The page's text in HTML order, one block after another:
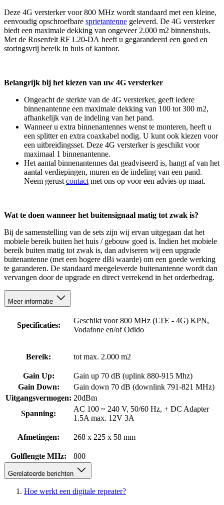
Deze 4G versterker voor 800 MHz wordt standaard met een kleine,
eenvoudig opschroefbare sprietantenne geleverd. De 4G versterker
biedt een maximale dekking van ongeveer 2.000 m2 binnenshuis.
Met de Rosenfelt RF L20-DA heeft u gegarandeerd een goed en
storingsvrij bereik in huis of kantoor.
Belangrijk bij het kiezen van uw 4G versterker
Ongeacht de sterkte van de 4G versterker, geeft iedere
binnenantenne een maximale dekking van 100 tot 300 m2,
afhankelijk van de indeling van het pand.
Wanneer u extra binnenantennes wenst te monteren, heeft u
een splitter en extra coaxkabel nodig. U kunt ook kiezen voor
een uitbreidingsset. Deze 4G versterker is geschikt voor
maximaal 1 binnenantenne.
Het aantal binnenantennes dat geadviseerd is, hangt af van het
aantal verdiepingen, muren en de indeling van een pand.
Neem gerust contact met ons op voor een advies op maat.
Wat te doen wanneer het buitensignaal matig tot zwak is?
Bij de samenstelling van de sets zijn wij ervan uitgegaan dat het
mobiele bereik buiten het huis / gebouw goed is. Indien het mobiele
bereik buiten matig tot zwak is, dan adviseren wij een upgrade
buitenantenne (met een hogere dBi waarde) om een goede werking
te garanderen. De standaard meegeleverde buitenantenne wordt dan
vervangen door de upgrade en direct verrekend in het orderbedrag.
Meer informatie
Specificaties:
Geschikt voor 800 MHz (LTE - 4G) KPN,
Vodafone en/of Odido
Bereik: tot max. 2.000 m2
Gain Up:
Gain up 70 dB (uplink 880-915 Mhz)
Gain Down:
Gain down 70 dB (downlink 791-821 MHz)
Uitgangsvermogen: 20dBm
Spanning:
AC 100 ~ 240 V, 50/60 Hz, + DC Adapter
1.5A max. 12V 3A
Afmetingen: 268 x 225 x 58 mm
Golflengte MHz: 800
Gerelateerde berichten
Hoe werkt een digitale repeater?